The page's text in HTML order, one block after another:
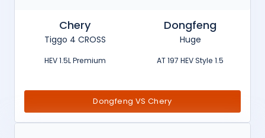
Dongfeng
Huge
1.5 AT 197 HEV Style
Chery
Tiggo 4 CROSS
HEV 1.5L Premium
Dongfeng VS Chery